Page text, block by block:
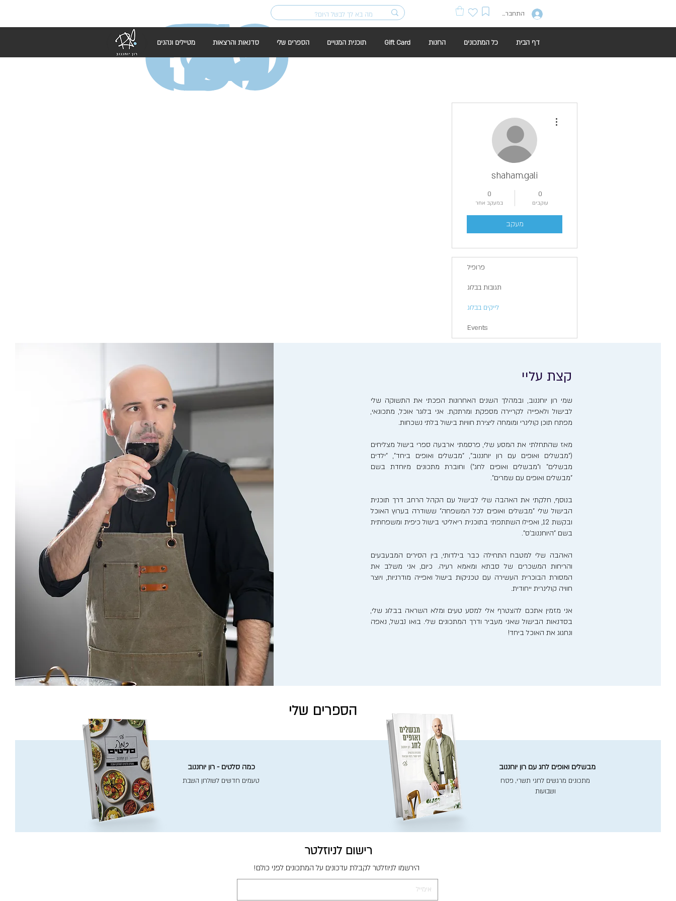
התחברות
דף הבית כל המתכונים החנות Gift Card תוכנית המנויים הספרים שלי סדנאות והרצאות מטיילים ונהנים
shaham.gali
0
עוקבים
0
במעקב אחר
מעקב
פרופיל
תגובות בבלוג
לייקים בבלוג
Events
קצת עליי
שמי רון יוחננוב, ובמהלך השנים האחרונות הפכתי את התשוקה שלי
לבישול ולאפייה לקריירה מספקת ומרתקת. אני בלוגר אוכל, מתכונאי,
מפתח תוכן קולינרי ומומחה ליצירת חוויות בישול בלתי נשכחות.
מאז שהתחלתי את המסע שלי, פרסמתי ארבעה ספרי בישול מצליחים
("מבשלים ואופים עם רון יוחננוב", "מבשלים ואופים ביחד", "ילדים
מבשלים" ו"מבשלים ואופים לחג") וחוברת מתכונים מיוחדת בשם
"מבשלים ואופים עם שמרים".
בנוסף, חלקתי את האהבה שלי לבישול עם הקהל הרחב דרך תוכנית
הבישול שלי "מבשלים ואופים לכל המשפחה" ששודרה בערוץ האוכל
ובקשת 12, ואפילו השתתפתי בתוכנית ריאליטי בישול כיפית ומשפחתית
בשם "היוחננוב'ס".
האהבה שלי למטבח התחילה כבר בילדותי, בין הסירים המבעבעים
והריחות המשכרים של סבתא ומאמא רעיה. כיום, אני משלב את
המסורת הבוכרית העשירה עם טכניקות בישול ואפייה מודרניות, ויוצר
חוויה קולינרית ייחודית.
אני מזמין אתכם להצטרף אלי למסע טעים ומלא השראה בבלוג שלי,
בסדנאות הבישול שאני מעביר ודרך המתכונים שלי. בואו נבשל, נאפה
ונחגוג את האוכל ביחד!
הספרים שלי
כמה סלטים - רון יוחננוב
טעמים חדשים לשולחן השבת
מבשלים ואופים לחג עם רון יוחננוב
מתכונים מרגשים לחגי תשרי, פסח
ושבועות
רישום לניוזלטר
הירשמו לניוזלטר לקבלת עדכונים על המתכונים לפני כולם!